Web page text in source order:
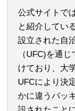
公式サイトで
と紹介してい
設立された自
（UFC)を通
けており、大
UFCにより決
かに違うバッ